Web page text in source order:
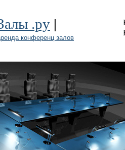
.ру |
конференц залов